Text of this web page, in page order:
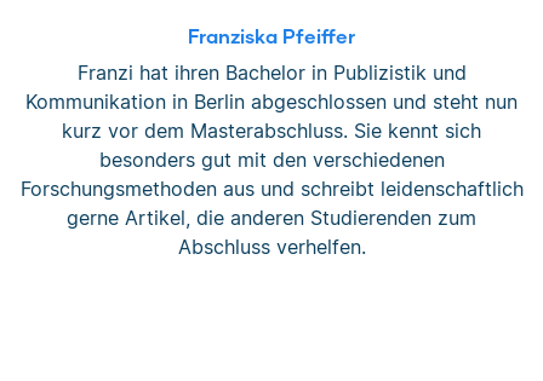
Franziska Pfeiffer
Franzi hat ihren Bachelor in Publizistik und
Kommunikation in Berlin abgeschlossen und steht nun
kurz vor dem Masterabschluss. Sie kennt sich
besonders gut mit den verschiedenen
Forschungsmethoden aus und schreibt leidenschaftlich
gerne Artikel, die anderen Studierenden zum
Abschluss verhelfen.